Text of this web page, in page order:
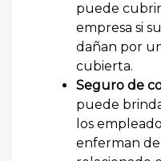
puede
empresa si
dañan por
cubierta.
Seguro de
puede
los
enferman